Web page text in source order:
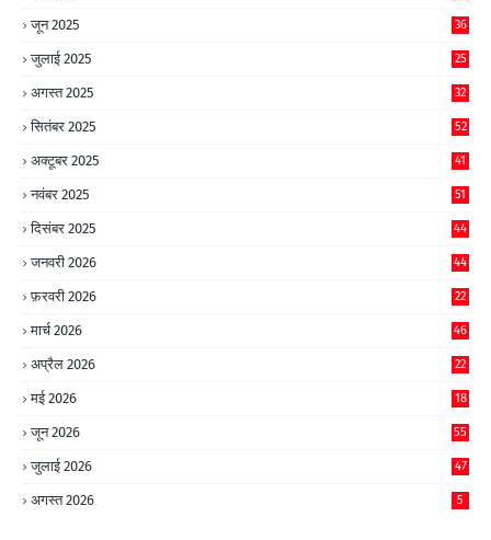
जून 2025 36
जुलाई 2025 25
अगस्त 2025 32
सितंबर 2025 52
अक्टूबर 2025 41
नवंबर 2025 51
दिसंबर 2025 44
जनवरी 2026 44
फ़रवरी 2026 22
मार्च 2026 46
अप्रैल 2026 22
मई 2026 18
जून 2026 55
जुलाई 2026 47
अगस्त 2026 5